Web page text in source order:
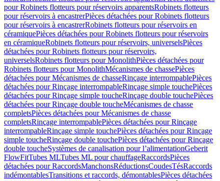
pour Robinets flotteurs pour réservoirs apparentsRobinets flotteurs
pour réservoirs à encastrerPièces détachées pour Robinets flotteurs
pour réservoirs à encastrerRobinets flotteurs pour réservoirs en
céramiquePièces détachées pour Robinets flotteurs pour réservoirs
en céramiqueRobinets flotteurs pour réservoirs, universelsPièces
détachées pour Robinets flotteurs pour réservoirs,
universelsRobinets flotteurs pour MonolithPièces détachées pour
Robinets flotteurs pour MonolithMécanismes de chassePièces
détachées pour Mécanismes de chasseRinçage interrompablePièces
détachées pour Rinçage interrompableRinçage simple touchePièces
détachées pour Rinçage simple toucheRinçage double touchePièces
détachées pour Rinçage double toucheMécanismes de chasse
completsPièces détachées pour Mécanismes de chasse
completsRinçage interrompablePièces détachées pour Rinçage
interrompableRinçage simple touchePièces détachées pour Rinçage
simple toucheRinçage double touchePièces détachées pour Rinçage
double toucheSystèmes de canalisation pour l’alimentationGeberit
FlowFitTubes MLTubes ML pour chauffageRaccordsPièces
détachées pour RaccordsManchonsRéductionsCoudesTésRaccords
indémontablesTransitions et raccords, démontablesPièces détachées